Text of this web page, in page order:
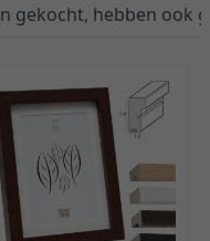
gekocht, hebben ook